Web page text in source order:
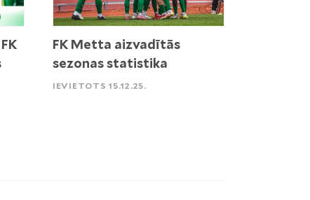
FK Metta aizvadītās
sezonas statistika
IEVIETOTS 15.12.25.